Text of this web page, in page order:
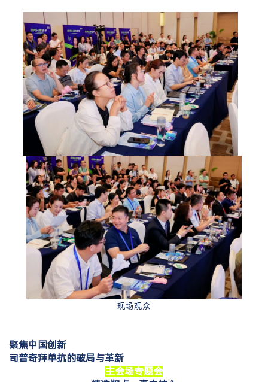
现场观众
聚焦中国创新
司普奇拜单抗的破局与革新
主会场专题会